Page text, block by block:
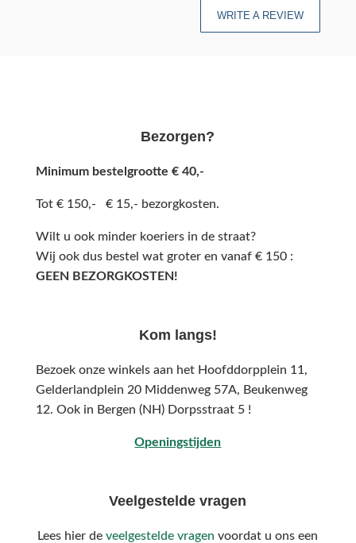
WRITE A REVIEW
Bezorgen?
Minimum bestelgrootte € 40,-
Tot € 150,- € 15,- bezorgkosten.
Wilt u ook minder koeriers in de straat?
Wij ook dus bestel wat groter en vanaf € 150 :
GEEN BEZORGKOSTEN!
Kom langs!
Bezoek onze winkels aan het Hoofddorpplein 11,
Gelderlandplein 20 Middenweg 57A, Beukenweg
12. Ook in Bergen (NH) Dorpsstraat 5 !
Openingstijden
Veelgestelde vragen
Lees hier deveelgestelde vragen voordat u ons een